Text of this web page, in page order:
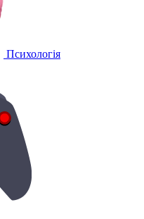
Психологія